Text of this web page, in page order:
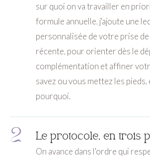
sur quoi on va travailler en
formule annuelle, j'ajoute une
personnalisée de votre prise de
récente, pour orienter dès le
complémentation et affiner
savez ou vous mettez les
pourquoi.
2 Le protocole, en trois
On avance dans l'ordre qui